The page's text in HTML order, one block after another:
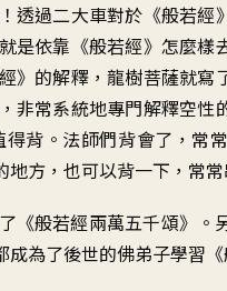
透過二大車對於《般若經
是依靠《般若經》怎麼樣
》的解釋，龍樹菩薩就寫
非常系統地專門解釋空性
背。法師們背會了，常
方，也可以背一下，常常
《般若經兩萬五千頌》
為了後世的佛弟子學習